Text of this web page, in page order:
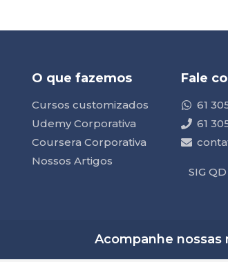
O que fazemos
Cursos customizados
Udemy Corporativa
Coursera Corporativa
Nossos Artigos
Fale
61
61
SIG
Acompanhe nossas